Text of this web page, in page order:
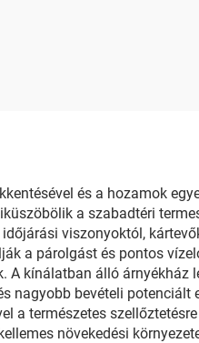
és a hozamok
a szabadtéri
viszonyoktól,
a párolgást és pontos
kínálatban álló árnyékház
bevételi potenciált
a természetes
növekedési